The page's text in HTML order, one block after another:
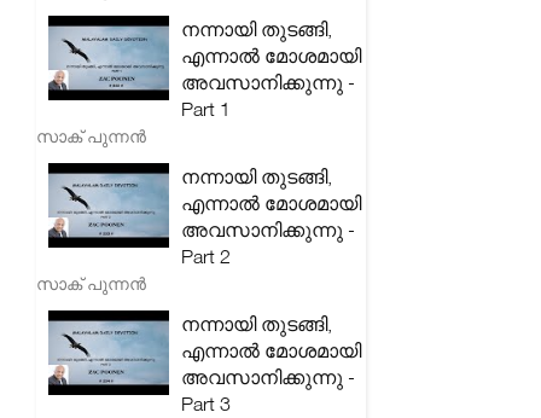
നന്നായി തുടങ്ങി,
എന്നാൽ മോശമായി
അവസാനിക്കുന്നു -
Part 1
സാക് പുന്നൻ
നന്നായി തുടങ്ങി,
എന്നാൽ മോശമായി
അവസാനിക്കുന്നു -
Part 2
സാക് പുന്നൻ
നന്നായി തുടങ്ങി,
എന്നാൽ മോശമായി
അവസാനിക്കുന്നു -
Part 3